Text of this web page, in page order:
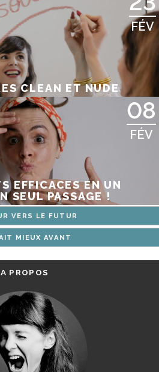
FÉV
CLEAN ET NUDE
08
FÉV
EFFICACES EN UN
SEUL PASSAGE !
VERS LE FUTUR
MIEUX AVANT
A PROPOS